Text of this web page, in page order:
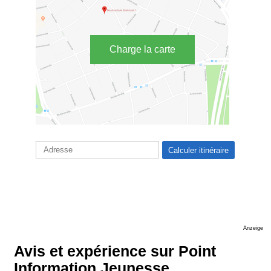
Charge la carte
Anzeige
Avis et expérience sur Point